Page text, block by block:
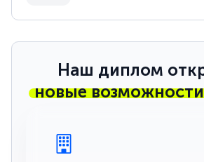
Наш диплом
новые возможности